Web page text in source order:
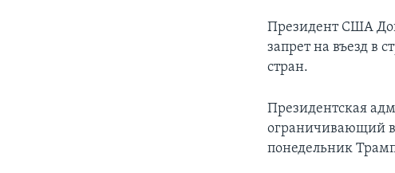
Президент США
запрет на въезд в
стран.
Президентcкая
ограничивающий
понедельник